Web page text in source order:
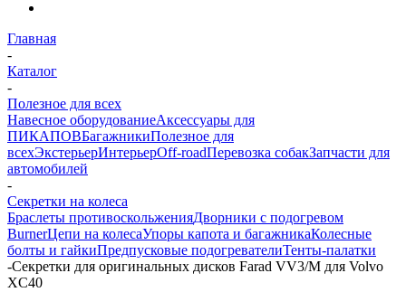
Главная
-
Каталог
-
Полезное для всех
Навесное оборудованиеАксессуары для
ПИКАПОВБагажникиПолезное для
всехЭкстерьерИнтерьерOff-roadПеревозка собакЗапчасти для
автомобилей
-
Секретки на колеса
Браслеты противоскольженияДворники с подогревом
BurnerЦепи на колесаУпоры капота и багажникаКолесные
болты и гайкиПредпусковые подогревателиТенты-палатки
-Секретки для оригинальных дисков Farad VV3/M для Volvo
XC40